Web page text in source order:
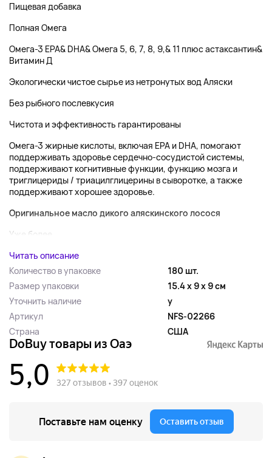
Пищевая добавка
Полная Омега
Омега-3 EPA& DHA& Омега 5, 6, 7, 8, 9,& 11 плюс астаксантин&
Витамин Д
Экологически чистое сырье из нетронутых вод Аляски
Без рыбного послевкусия
Чистота и эффективность гарантированы
Омега-3 жирные кислоты, включая EPA и DHA, помогают
поддерживать здоровье сердечно-сосудистой системы,
поддерживают когнитивные функции, функцию мозга и
триглицериды / триацилглицерины в сыворотке, а также
поддерживают хорошее здоровье.
Оригинальное масло дикого аляскинского лосося
Уже более...
Читать описание
Количество в упаковке
180 шт.
Размер упаковки
15.4 x 9 x 9 см
Уточнить наличие
y
Артикул
NFS-02266
Страна
США